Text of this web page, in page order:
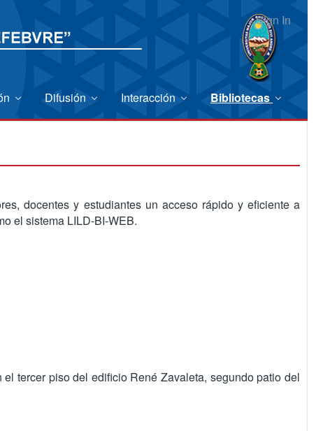
Sign In
Difusión Interacción Bibliotecas
docentes y estudiantes un acceso rápido y eficiente a
el sistema LILD-BI-WEB.
tercer piso del edificio René Zavaleta, segundo patio del